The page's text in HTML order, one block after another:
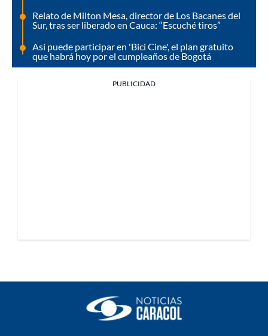
Relato de Milton Mesa, director de Los Bacanes del
Sur, tras ser liberado en Cauca: “Escuché tiros”
Así puede participar en 'Bici Cine', el plan gratuito
que habrá hoy por el cumpleaños de Bogotá
PUBLICIDAD